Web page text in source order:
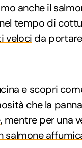
anche il
tempo di
veloci da
e scopri
che la
, mentre per una
salmone